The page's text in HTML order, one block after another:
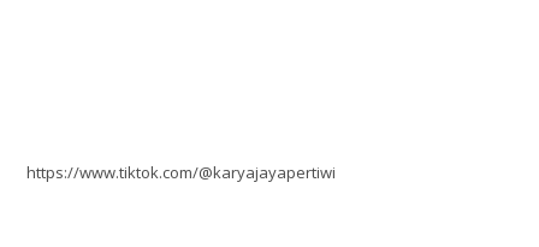
https://www.tiktok.com/@karyajayapertiwi